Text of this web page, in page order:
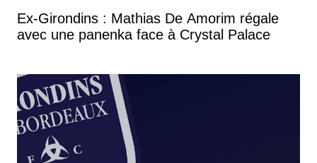
Ex-Girondins : Mathias De Amorim régale
avec une panenka face à Crystal Palace